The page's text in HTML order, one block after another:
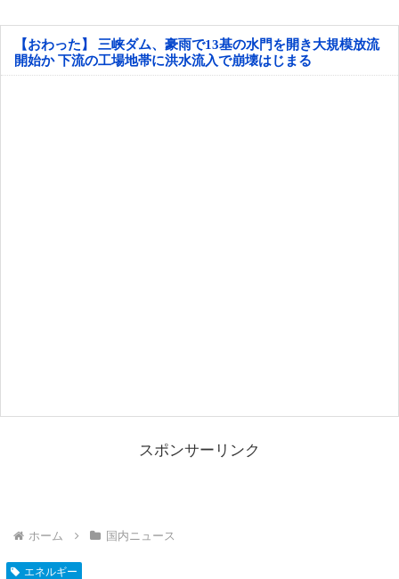
【おわった】 三峡ダム、豪雨で13基の水門を開き大規模放流
開始か 下流の工場地帯に洪水流入で崩壊はじまる
スポンサーリンク
ホーム 国内ニュース
エネルギー